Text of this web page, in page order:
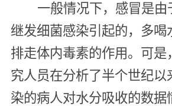
一般情况下，感冒是由
继发细菌感染引起的，多喝
排走体内毒素的作用。可是
究人员在分析了半个世纪以
染的病人对水分吸收的数据